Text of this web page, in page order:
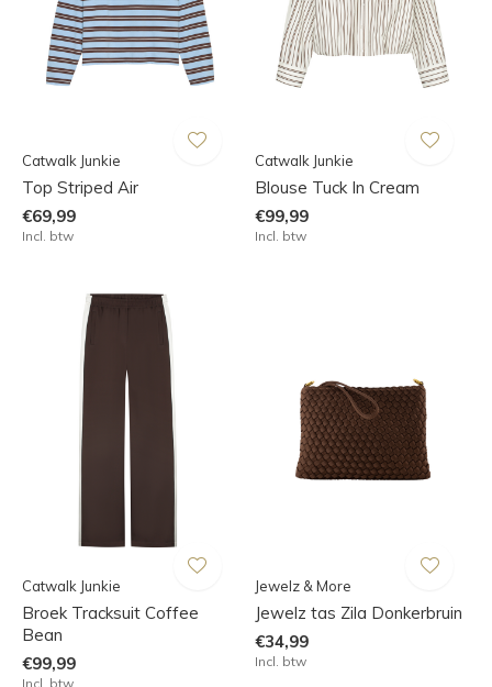
Catwalk Junkie
Top Striped Air
€69,99
Incl. btw
Catwalk Junkie
Blouse Tuck In Cream
€99,99
Incl. btw
Catwalk Junkie
Broek Tracksuit Coffee
Bean
€99,99
Incl. btw
Jewelz & More
Jewelz tas Zila Donkerbruin
€34,99
Incl. btw